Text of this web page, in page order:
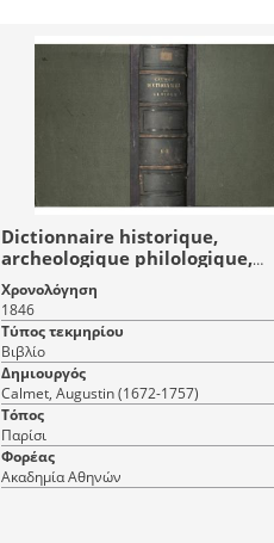
Dictionnaire historique,
archeologique philologique,
chronologique geographique et
litteral de la Bible. Tome
Χρονολόγηση
1846
Τύπος τεκμηρίου
Βιβλίο
Δημιουργός
Calmet, Augustin (1672-1757)
Τόπος
Παρίσι
Φορέας
Ακαδημία Αθηνών